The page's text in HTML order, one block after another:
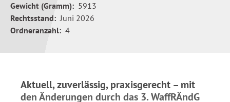
Gewicht (Gramm): 5913
Rechtsstand: Juni 2026
Ordneranzahl: 4
Aktuell, zuverlässig, praxisgerecht – mit
den Änderungen durch das 3. WaffRÄndG